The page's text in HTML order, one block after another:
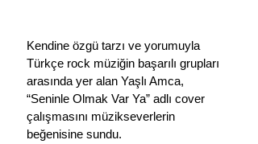
Kendine özgü tarzı ve yorumuyla
Türkçe rock müziğin başarılı grupları
arasında yer alan Yaşlı Amca,
“Seninle Olmak Var Ya” adlı cover
çalışmasını müzikseverlerin
beğenisine sundu.